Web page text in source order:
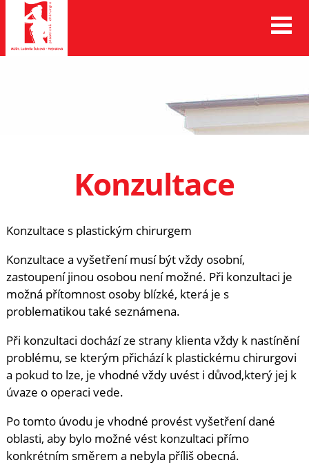
Konzultace
Konzultace s plastickým chirurgem
Konzultace a vyšetření musí být vždy osobní,
zastoupení jinou osobou není možné. Při konzultaci je
možná přítomnost osoby blízké, která je s
problematikou také seznámena.
Při konzultaci dochází ze strany klienta vždy k nastínění
problému, se kterým přichází k plastickému chirurgovi
a pokud to lze, je vhodné vždy uvést i důvod,který jej k
úvaze o operaci vede.
Po tomto úvodu je vhodné provést vyšetření dané
oblasti, aby bylo možné vést konzultaci přímo
konkrétním směrem a nebyla příliš obecná.